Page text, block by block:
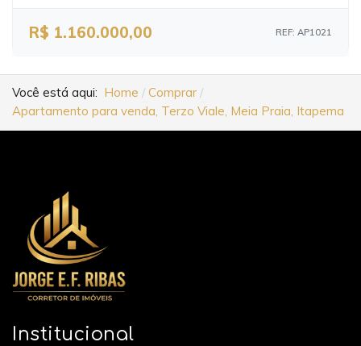
R$ 1.160.000,00 REF: AP1021
Você está aqui: Home
Comprar
Apartamento para venda, Terzo Viale, Meia Praia, Itapema
Institucional